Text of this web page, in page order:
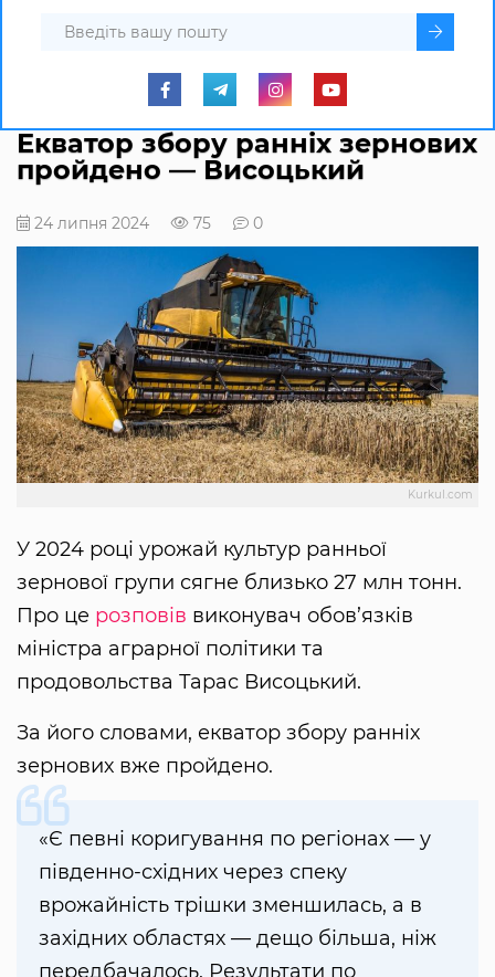
Екватор збору ранніх зернових
пройдено — Висоцький
24 липня 2024 75 0
Kurkul.com
У 2024 році урожай культур ранньої
зернової групи сягне близько 27 млн тонн.
Про це розповів виконувач обов’язків
міністра аграрної політики та
продовольства Тарас Висоцький.
За його словами, екватор збору ранніх
зернових вже пройдено.
«Є певні коригування по регіонах — у
південно-східних через спеку
врожайність трішки зменшилась, а в
західних областях — дещо більша, ніж
передбачалось. Результати по